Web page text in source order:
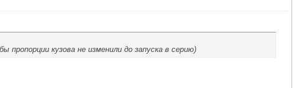
кузова не изменили до запуска в серию)